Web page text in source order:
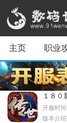
主页 职业
１８０
开服时间
版本介绍